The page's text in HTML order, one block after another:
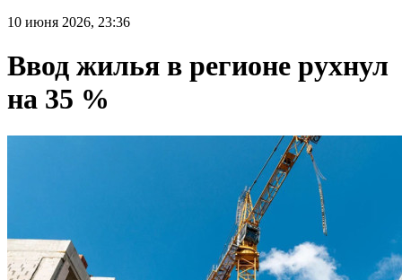
10 июня 2026, 23:36
Ввод жилья в регионе рухнул
на 35 %